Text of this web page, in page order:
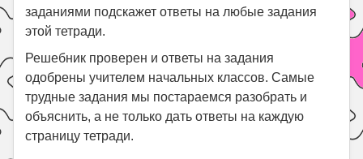
заданиями подскажет ответы на любые задания
этой тетради.
Решебник проверен и ответы на задания
одобрены учителем начальных классов. Самые
трудные задания мы постараемся разобрать и
объяснить, а не только дать ответы на каждую
страницу тетради.